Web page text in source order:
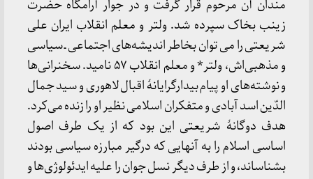
مندان آن مرحوم قرار گرفت و در جوار آرامگاه حضرت
زینب بخاک سپرده شد. ولتر و معلم انقلاب ایران علی
شریعتی را می توان بخاطر اندیشه‌های اجتماعی ـ سیاسی
و مذهبی‌اش، ولتر* و معلم انقلاب ۵۷ نامید. سخنرانی‌ها
و نوشته‌های او پیام بیدارگرایانۀ اقبال لاهوری و سید جمال
الدّین اسد آبادی و متفکران اسلامی نظیر او را زنده می‌کرد.
هدف دوگانۀ شریعتی این بود که از یک طرف اصول
اساسی اسلام را به آنهایی که درگیر مبارزه سیاسی بودند
بشناساند، و از طرف دیگر نسل جوان را علیه ایدئولوژی‌ها و